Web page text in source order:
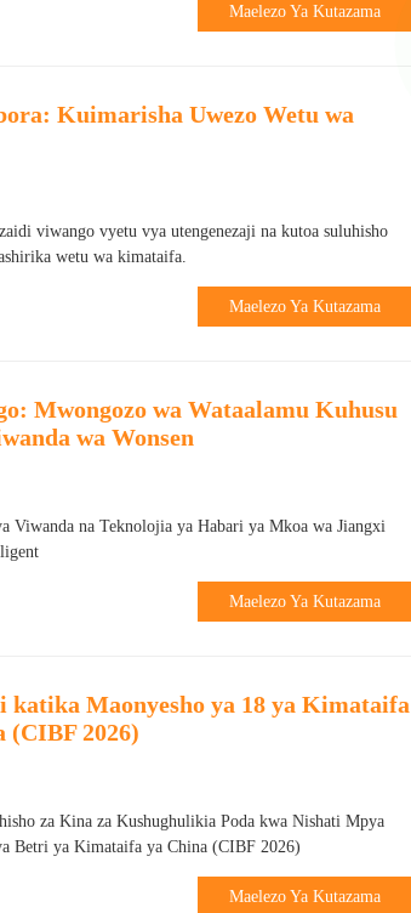
Maelezo Ya Kutazama
Kuimarisha Uwezo Wetu wa
viwango vyetu vya utengenezaji na kutoa suluhisho
wetu wa kimataifa.
Maelezo Ya Kutazama
Mwongozo wa Wataalamu Kuhusu
wa Wonsen
Viwanda na Teknolojia ya Habari ya Mkoa wa Jiangxi
Maelezo Ya Kutazama
katika Maonyesho ya 18 ya Kimataifa
(CIBF 2026)
za Kina za Kushughulikia Poda kwa Nishati Mpya
Betri ya Kimataifa ya China (CIBF 2026)
Maelezo Ya Kutazama